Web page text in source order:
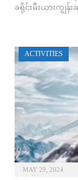
ခရိုင်းမီးယားက
ACTIVITIES
MAY 29, 2024